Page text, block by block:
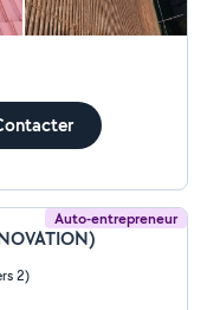
Auto-entrepreneur
2)